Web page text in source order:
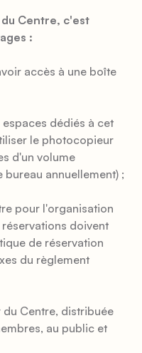
Centre, c'est
:
accès à une boîte
espaces dédiés à cet
le photocopieur
d'un volume
bureau annuellement) ;
pour l'organisation
réservations doivent
de réservation
du règlement
du Centre, distribuée
au public et